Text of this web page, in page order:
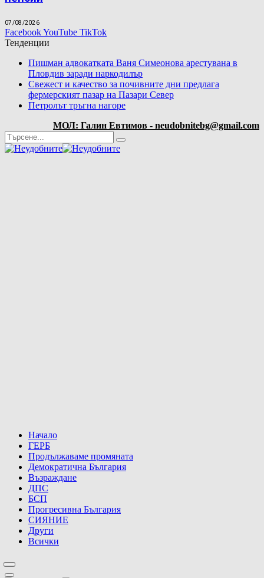
07/08/2026
FacebookYouTube TikTok
Тенденции
Пишман адвокатката Ваня Симеонова арестувана в
Пловдив заради наркодилър
Свежест и качество за почивните дни предлага
фермерският пазар на Пазари Север
Петролът тръгна нагоре
МОЛ: Галин Евтимов - neudobnitebg@gmail.com
Начало
ГЕРБ
Продължаваме промяната
Демократична България
Възраждане
ДПС
БСП
Прогресивна България
СИЯНИЕ
Други
Всички